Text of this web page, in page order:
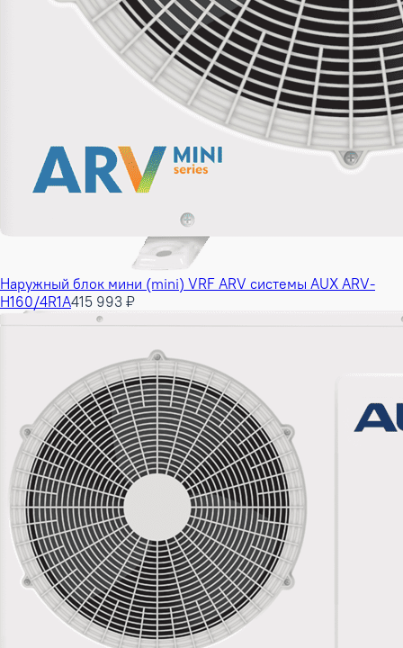
Наружный блок мини (mini) VRF ARV системы AUX ARV-
H160/4R1A415 993 ₽